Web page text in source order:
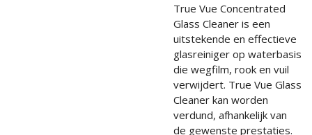
True Vue Concentrated
Glass Cleaner is een
uitstekende en effectieve
glasreiniger op waterbasis
die wegfilm, rook en vuil
verwijdert. True Vue Glass
Cleaner kan worden
verdund, afhankelijk van
de gewenste prestaties.